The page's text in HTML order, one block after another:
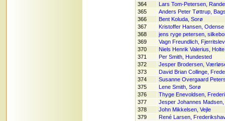
364
Lars Tom-Petersen,
365
Anders Peter Tøttrup,
366
Bent Koluda, Sorø
367
Kristoffer Hansen,
368
jens ryge petersen,
369
Vagn Freundlich, Fjerritslev
370
Niels Henrik Valerius, Holte
371
Per Smith, Hundested
372
Jesper Brodersen,
373
David Brian Collinge,
374
Susanne Overgaard
375
Lene Smith, Sorø
376
Thyge Enevoldsen,
377
Jesper Johannes
378
John Mikkelsen, Vejle
379
René Larsen,